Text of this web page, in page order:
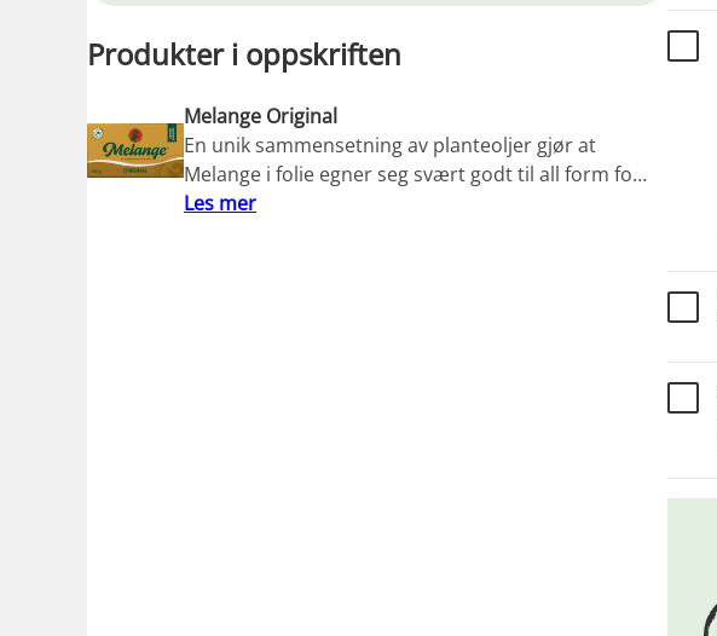
Produkter i oppskriften
Melange Original
En unik sammensetning av planteoljer gjør at
Melange i folie egner seg svært godt til all form fo…
Les mer